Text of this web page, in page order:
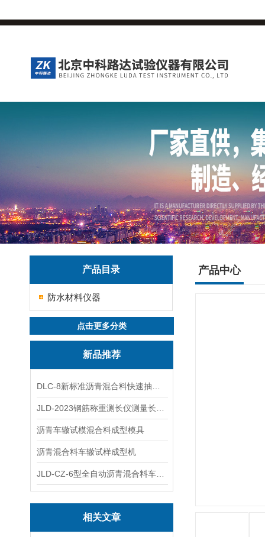
产品目录
防水材料仪器
点击更多分类
新品推荐
沥青车辙试模混合料成型模具
沥青混合料车辙试样成型机
相关文章
产品中心